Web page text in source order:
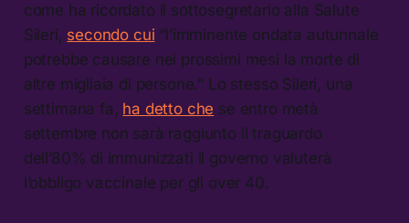
come ha ricordato il sottosegretario alla Salute
Sileri, secondo cui “l’imminente ondata autunnale
potrebbe causare nei prossimi mesi la morte di
altre migliaia di persone.” Lo stesso Sileri, una
settimana fa, ha detto che se entro metà
settembre non sarà raggiunto il traguardo
dell’80% di immunizzati il governo valuterà
l’obbligo vaccinale per gli over 40.